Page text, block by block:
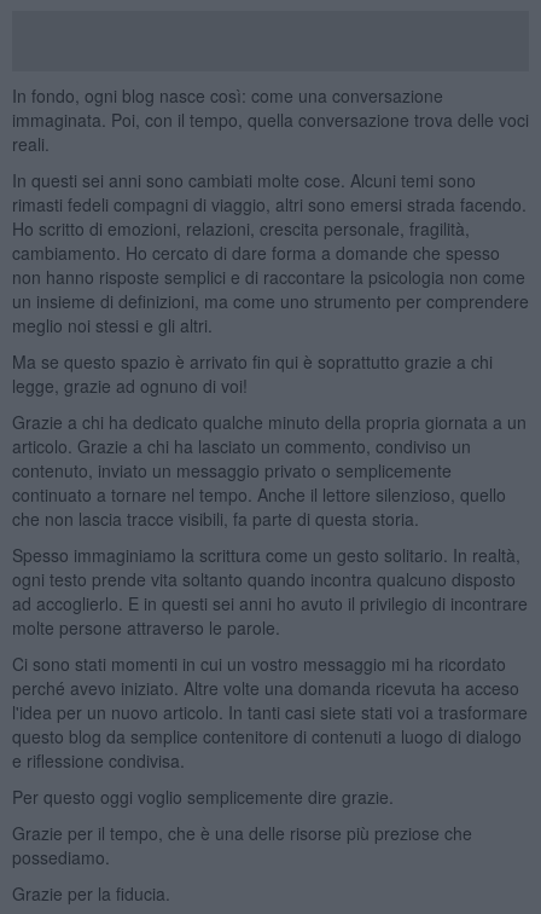
In fondo, ogni blog nasce così: come una conversazione
immaginata. Poi, con il tempo, quella conversazione trova delle voci
reali.
In questi sei anni sono cambiati molte cose. Alcuni temi sono
rimasti fedeli compagni di viaggio, altri sono emersi strada facendo.
Ho scritto di emozioni, relazioni, crescita personale, fragilità,
cambiamento. Ho cercato di dare forma a domande che spesso
non hanno risposte semplici e di raccontare la psicologia non come
un insieme di definizioni, ma come uno strumento per comprendere
meglio noi stessi e gli altri.
Ma se questo spazio è arrivato fin qui è soprattutto grazie a chi
legge, grazie ad ognuno di voi!
Grazie a chi ha dedicato qualche minuto della propria giornata a un
articolo. Grazie a chi ha lasciato un commento, condiviso un
contenuto, inviato un messaggio privato o semplicemente
continuato a tornare nel tempo. Anche il lettore silenzioso, quello
che non lascia tracce visibili, fa parte di questa storia.
Spesso immaginiamo la scrittura come un gesto solitario. In realtà,
ogni testo prende vita soltanto quando incontra qualcuno disposto
ad accoglierlo. E in questi sei anni ho avuto il privilegio di incontrare
molte persone attraverso le parole.
Ci sono stati momenti in cui un vostro messaggio mi ha ricordato
perché avevo iniziato. Altre volte una domanda ricevuta ha acceso
l'idea per un nuovo articolo. In tanti casi siete stati voi a trasformare
questo blog da semplice contenitore di contenuti a luogo di dialogo
e riflessione condivisa.
Per questo oggi voglio semplicemente dire grazie.
Grazie per il tempo, che è una delle risorse più preziose che
possediamo.
Grazie per la fiducia.